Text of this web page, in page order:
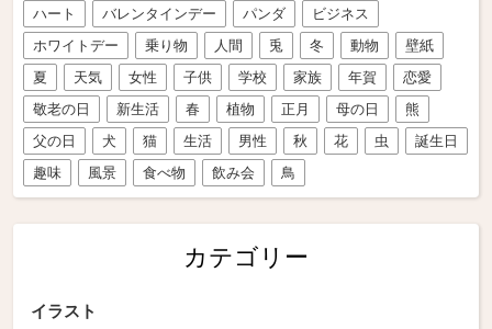
ハート
バレンタインデー パンダ
ビジネス
ホワイトデー
乗り物 人間 兎 冬 動物
壁紙
夏
天気 女性 子供 学校 家族 年賀
恋愛
敬老の日
新生活 春 植物 正月 母の日
熊
父の日
犬 猫 生活 男性 秋 花 虫
誕生日
趣味
風景 食べ物 飲み会 鳥
カテゴリー
イラスト